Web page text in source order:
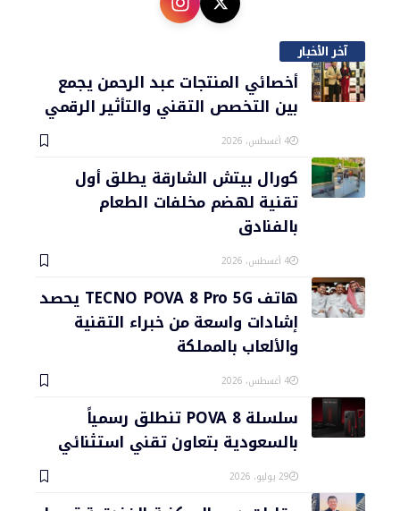
آخر الأخبار
أخصائي المنتجات عبد الرحمن يجمع
بين التخصص التقني والتأثير الرقمي
4 أغسطس، 2026
كورال بيتش الشارقة يطلق أول
تقنية لهضم مخلفات الطعام
بالفنادق
4 أغسطس، 2026
هاتف TECNO POVA 8 Pro 5G يحصد
إشادات واسعة من خبراء التقنية
والألعاب بالمملكة
4 أغسطس، 2026
سلسلة POVA 8 تنطلق رسمياً
بالسعودية بتعاون تقني استثنائي
29 يوليو، 2026